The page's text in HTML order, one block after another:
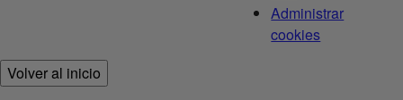
Administrar
cookies
Volver al inicio